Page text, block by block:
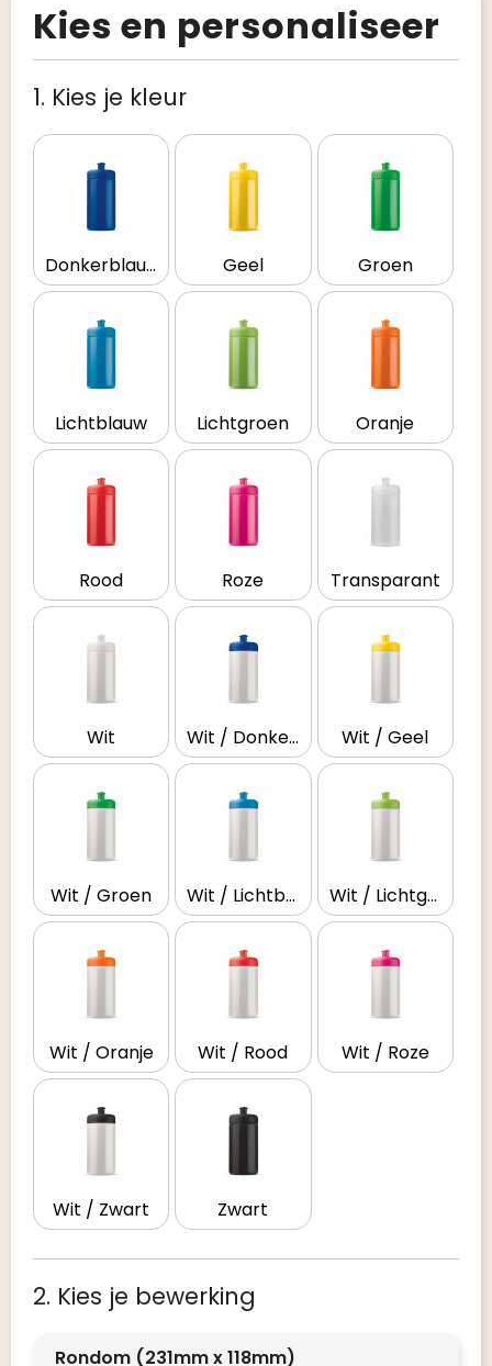
Kies en personaliseer
1. Kies je kleur
Donkerblauw Geel Groen
Lichtblauw Lichtgroen Oranje
Rood Roze Transparant
Wit Wit / Donkerblauw Wit / Geel
Wit / Groen Wit / Lichtblauw Wit / Lichtgroen
Wit / Oranje Wit / Rood Wit / Roze
Wit / Zwart Zwart
2. Kies je bewerking
Rondom (231mm x 118mm)